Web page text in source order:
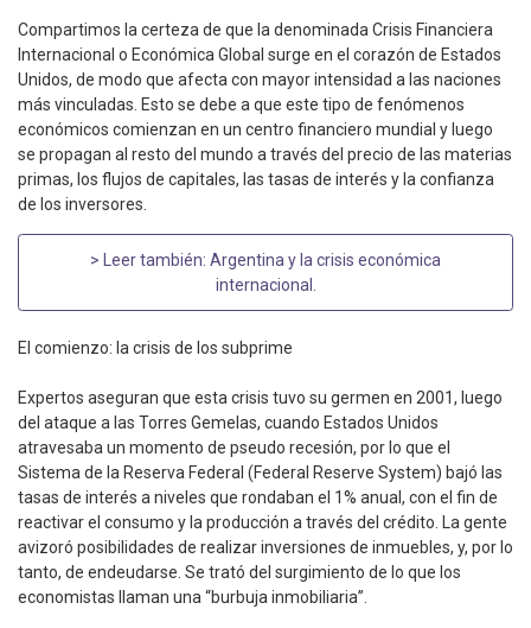
Compartimos la certeza de que la denominada Crisis Financiera
Internacional o Económica Global surge en el corazón de Estados
Unidos, de modo que afecta con mayor intensidad a las naciones
más vinculadas. Esto se debe a que este tipo de fenómenos
económicos comienzan en un centro financiero mundial y luego
se propagan al resto del mundo a través del precio de las materias
primas, los flujos de capitales, las tasas de interés y la confianza
de los inversores.
> Leer también: Argentina y la crisis económica
internacional
El comienzo: la crisis de los subprime
Expertos aseguran que esta crisis tuvo su germen en 2001, luego
del ataque a las Torres Gemelas, cuando Estados Unidos
atravesaba un momento de pseudo recesión, por lo que el
Sistema de la Reserva Federal (Federal Reserve System) bajó las
tasas de interés a niveles que rondaban el 1% anual, con el fin de
reactivar el consumo y la producción a través del crédito. La gente
avizoró posibilidades de realizar inversiones de inmuebles, y, por lo
tanto, de endeudarse. Se trató del surgimiento de lo que los
economistas llaman una “burbuja inmobiliaria”.